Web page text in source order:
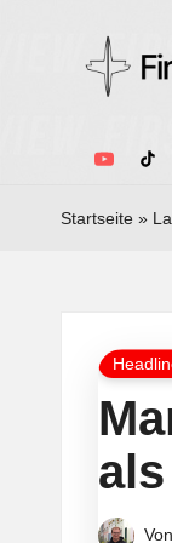
s
Tests,
Home
ehrlich
unabhängig
YouTube
Startseite »
Posted
Von